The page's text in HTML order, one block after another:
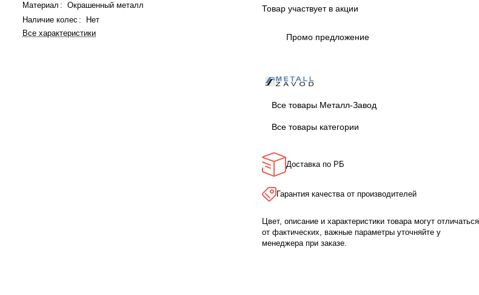
Материал :
Окрашенный металл
Наличие колес :
Нет
Все характеристики
Товар участвует в акции
Промо предложение
Все товары Металл-Завод
Все товары категории
Доставка по РБ
Гарантия качества от производителей
Цвет, описание и характеристики товара могут отличаться
от фактических, важные параметры уточняйте у
менеджера при заказе.